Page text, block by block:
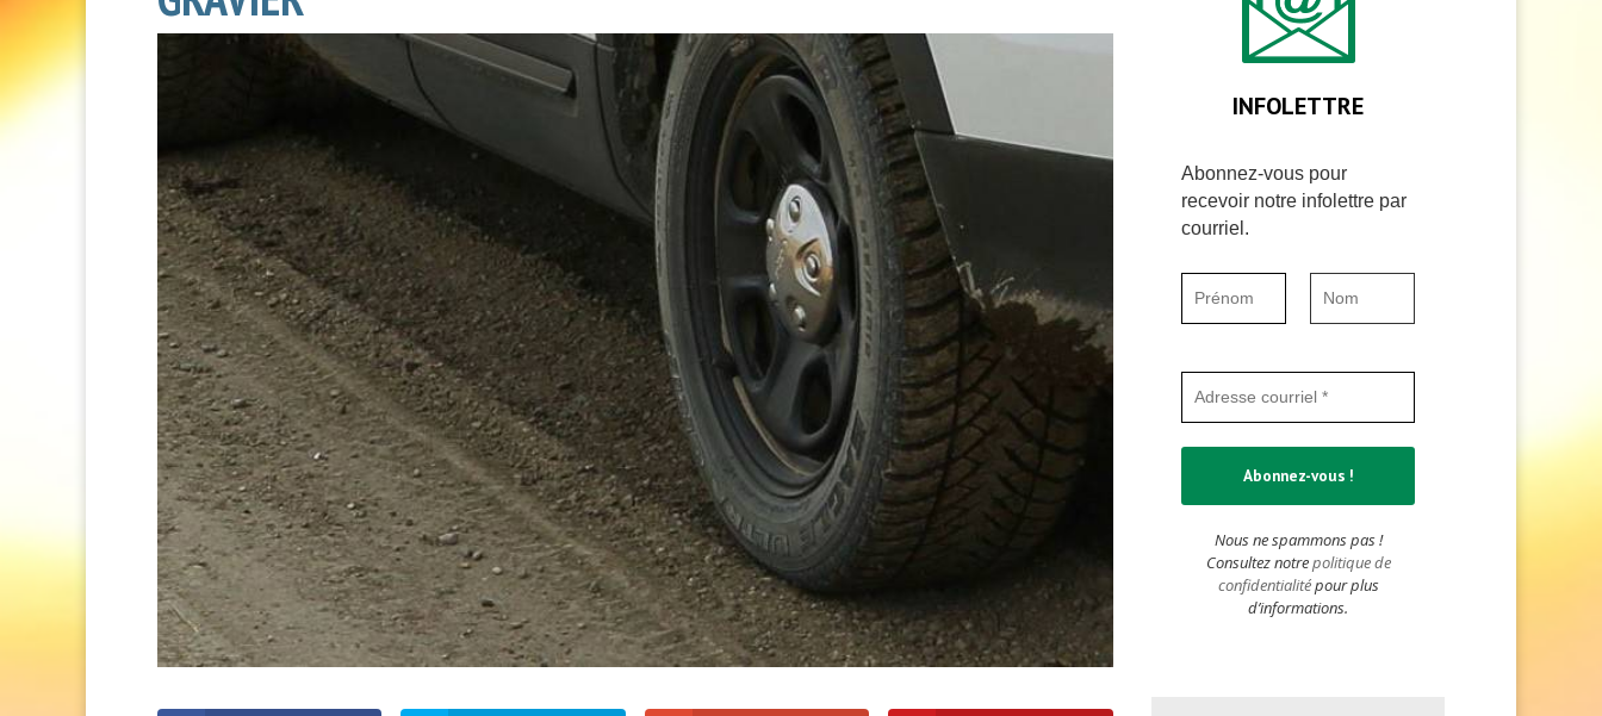
INFOLETTRE
Abonnez-vous pour
recevoir notre infolettre par
courriel.
Nous ne spammons pas !
Consultez notrepolitique de
confidentialitépour plus
d’informations.